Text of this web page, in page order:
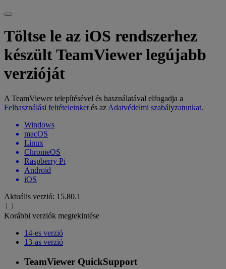
Töltse le az iOS rendszerhez
készült TeamViewer legújabb
verzióját
A TeamViewer telepítésével és használatával elfogadja a
Felhasználási feltételeinket és az Adatvédelmi szabályzatunkat.
Windows
macOS
Linux
ChromeOS
Raspberry Pi
Android
iOS
Aktuális verzió: 15.80.1
Korábbi verziók megtekintése
14-es verzió
13-as verzió
TeamViewer QuickSupport